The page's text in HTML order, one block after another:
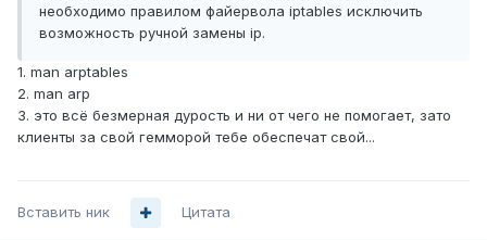
необходимо правилом файервола iptables исключить
возможность ручной замены ip.
1. man arptables
2. man arp
3. это всё безмерная дурость и ни от чего не помогает, зато
клиенты за свой гемморой тебе обеспечат свой...
Вставить ник Цитата